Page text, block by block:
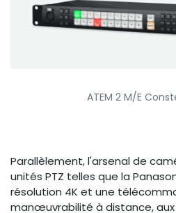
ATEM 2 M/E
Parallèlement, l'arsenal de
unités PTZ telles que la
résolution 4K et une
manœuvrabilité à distance,